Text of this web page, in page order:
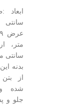
سانتی
بدنه
از
شده
جلو و